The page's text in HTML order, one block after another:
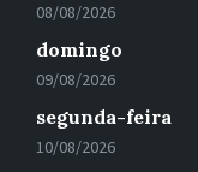
08/08/2026
domingo
09/08/2026
segunda-feira
10/08/2026